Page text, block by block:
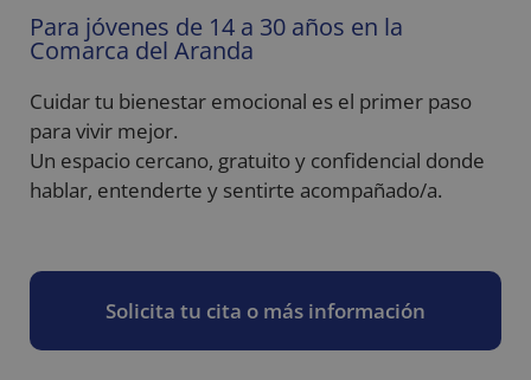
Para jóvenes de 14 a 30 años en la
Comarca del Aranda
Cuidar tu bienestar emocional es el primer paso
para vivir mejor.
Un espacio cercano, gratuito y confidencial donde
hablar, entenderte y sentirte acompañado/a.
Solicita tu cita o más información